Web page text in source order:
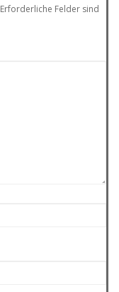
Erforderliche Felder sind